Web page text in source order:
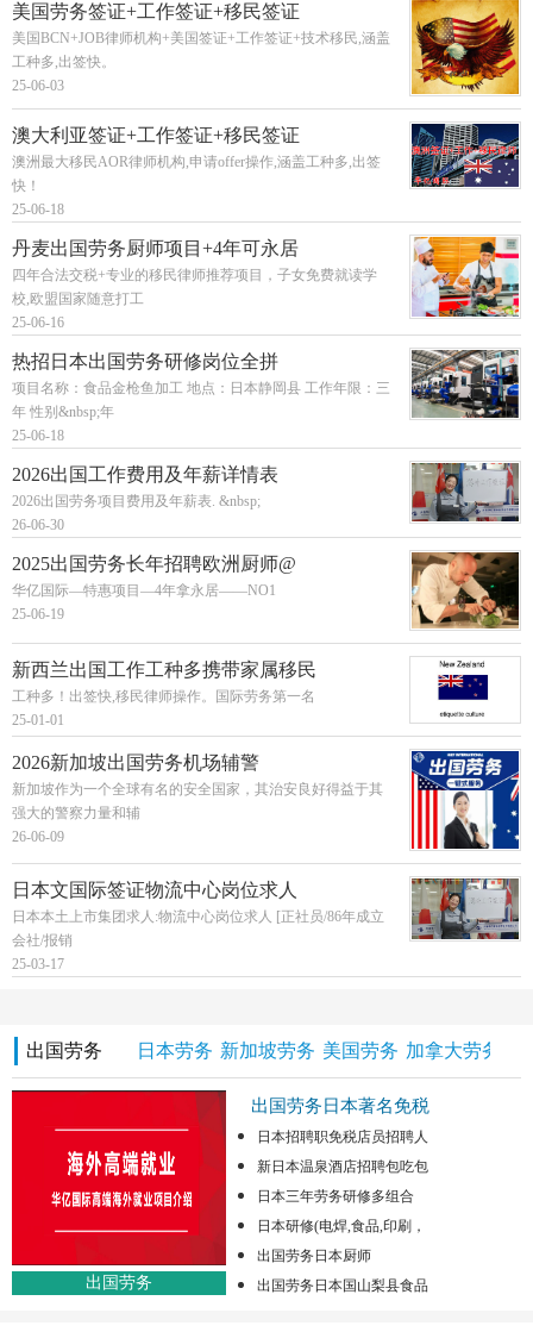
美国劳务签证+工作签证+移民签证
美国BCN+JOB律师机构+美国签证+工作签证+技术移民,涵盖
工种多,出签快。
25-06-03
澳大利亚签证+工作签证+移民签证
澳洲最大移民AOR律师机构,申请offer操作,涵盖工种多,出签
快！
25-06-18
丹麦出国劳务厨师项目+4年可永居
四年合法交税+专业的移民律师推荐项目，子女免费就读学
校,欧盟国家随意打工
25-06-16
热招日本出国劳务研修岗位全拼
项目名称：食品金枪鱼加工 地点：日本静岡县 工作年限：三
年 性别&nbsp;年
25-06-18
2026出国工作费用及年薪详情表
2026出国劳务项目费用及年薪表. &nbsp;
26-06-30
2025出国劳务长年招聘欧洲厨师@
华亿国际—特惠项目—4年拿永居——NO1
25-06-19
新西兰出国工作工种多携带家属移民
工种多！出签快,移民律师操作。国际劳务第一名
25-01-01
2026新加坡出国劳务机场辅警
新加坡作为一个全球有名的安全国家，其治安良好得益于其
强大的警察力量和辅
26-06-09
日本文国际签证物流中心岗位求人
日本本土上市集团求人:物流中心岗位求人 [正社员/86年成立
会社/报销
25-03-17
出国劳务 日本劳务 新加坡劳务 美国劳务 加拿大劳务
出国劳务
出国劳务日本著名免税
日本招聘职免税店员招聘人
新日本温泉酒店招聘包吃包
日本三年劳务研修多组合
日本研修(电焊,食品,印刷，
出国劳务日本厨师
出国劳务日本国山梨县食品